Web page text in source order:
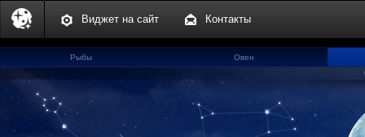
Виджет на сайт Контакты
Рыбы
Овен